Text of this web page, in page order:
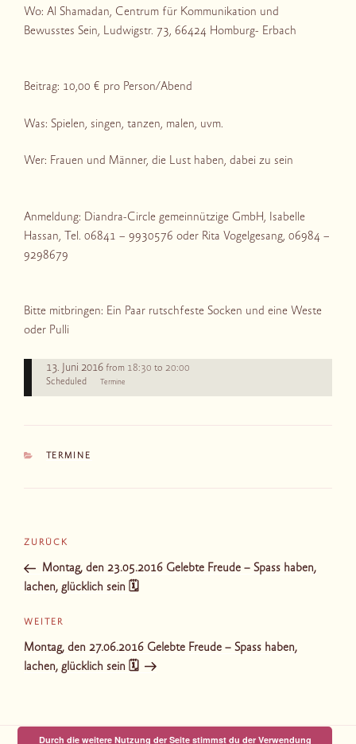
Wo: Al Shamadan, Centrum für Kommunikation und
Bewusstes Sein, Ludwigstr. 73, 66424 Homburg- Erbach
Beitrag: 10,00 € pro Person/Abend
Was: Spielen, singen, tanzen, malen, uvm.
Wer: Frauen und Männer, die Lust haben, dabei zu sein
Anmeldung: Diandra-Circle gemeinnützige GmbH, Isabelle
Hassan, Tel. 06841 – 9930576 oder Rita Vogelgesang, 06984 –
9298679
Bitte mitbringen: Ein Paar rutschfeste Socken und eine Weste
oder Pulli
13. Juni 2016 from 18:30 to 20:00
Scheduled Termine
KATEGORIEN
TERMINE
Beitragsnavigation
Vorheriger
Beitrag
ZURÜCK
Montag, den 23.05.2016 Gelebte Freude – Spass haben,
lachen, glücklich sein 🗓
Nächster
Beitrag
WEITER
Montag, den 27.06.2016 Gelebte Freude – Spass haben,
lachen, glücklich sein 🗓
Durch die weitere Nutzung der Seite stimmst du der Verwendung